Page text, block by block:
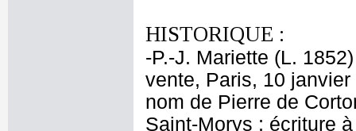
HISTORIQUE :
-P.-J. Mariette (L.
vente, Paris, 10
nom de Pierre de
Saint-Morys ; écriture